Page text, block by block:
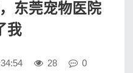
东莞宠物医院
我
28 0